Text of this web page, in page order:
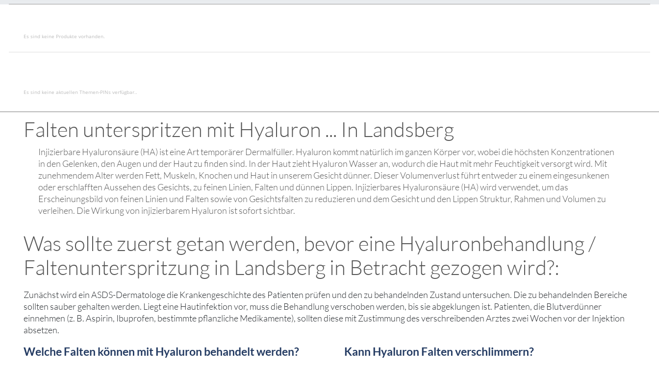
Es sind keine Produkte vorhanden.
Es sind keine aktuellen Themen-PINs verfügbar..
Falten unterspritzen mit Hyaluron ... In Landsberg
Injizierbare Hyaluronsäure (HA) ist eine Art temporärer Dermalfüller. Hyaluron kommt natürlich im ganzen Körper vor, wobei die höchsten Konzentrationen
in den Gelenken, den Augen und der Haut zu finden sind. In der Haut zieht Hyaluron Wasser an, wodurch die Haut mit mehr Feuchtigkeit versorgt wird. Mit
zunehmendem Alter werden Fett, Muskeln, Knochen und Haut in unserem Gesicht dünner. Dieser Volumenverlust führt entweder zu einem eingesunkenen
oder erschlafften Aussehen des Gesichts, zu feinen Linien, Falten und dünnen Lippen. Injizierbares Hyaluronsäure (HA) wird verwendet, um das
Erscheinungsbild von feinen Linien und Falten sowie von Gesichtsfalten zu reduzieren und dem Gesicht und den Lippen Struktur, Rahmen und Volumen zu
verleihen. Die Wirkung von injizierbarem Hyaluron ist sofort sichtbar.
Was sollte zuerst getan werden, bevor eine Hyaluronbehandlung /
Faltenunterspritzung in Landsberg in Betracht gezogen wird?:
Zunächst wird ein ASDS-Dermatologe die Krankengeschichte des Patienten prüfen und den zu behandelnden Zustand untersuchen. Die zu behandelnden Bereiche
sollten sauber gehalten werden. Liegt eine Hautinfektion vor, muss die Behandlung verschoben werden, bis sie abgeklungen ist. Patienten, die Blutverdünner
einnehmen (z. B. Aspirin, Ibuprofen, bestimmte pflanzliche Medikamente), sollten diese mit Zustimmung des verschreibenden Arztes zwei Wochen vor der Injektion
absetzen.
Welche Falten können mit Hyaluron behandelt werden? Kann Hyaluron Falten verschlimmern?